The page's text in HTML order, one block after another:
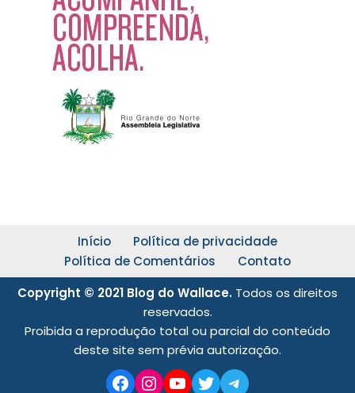
Início
Política de privacidade
Política de Comentários
Contato
Copyright © 2021 Blog do Wallace. Todos os direitos
reservados.
Proibida a reprodução total ou parcial do conteúdo
deste site sem prévia autorização.